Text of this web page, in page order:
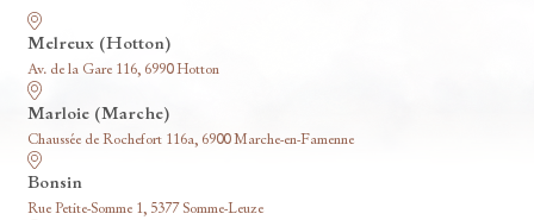
Melreux (Hotton)
Av. de la Gare 116, 6990 Hotton
Marloie (Marche)
Chaussée de Rochefort 116a, 6900 Marche-en-Famenne
Bonsin
Rue Petite-Somme 1, 5377 Somme-Leuze